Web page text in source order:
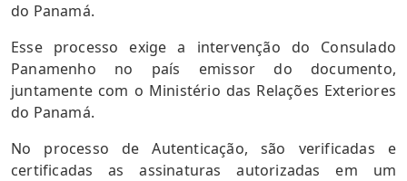
do Panamá.
Esse processo exige a intervenção do Consulado
Panamenho no país emissor do documento,
juntamente com o Ministério das Relações Exteriores
do Panamá.
No processo de Autenticação, são verificadas e
certificadas as assinaturas autorizadas em um